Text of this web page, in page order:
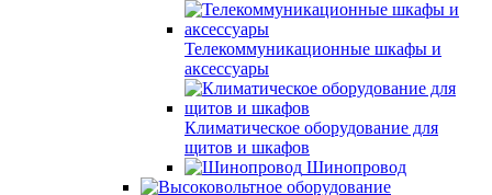
Телекоммуникационные шкафы и
аксессуары
Климатическое оборудование для
щитов и шкафов
Шинопровод